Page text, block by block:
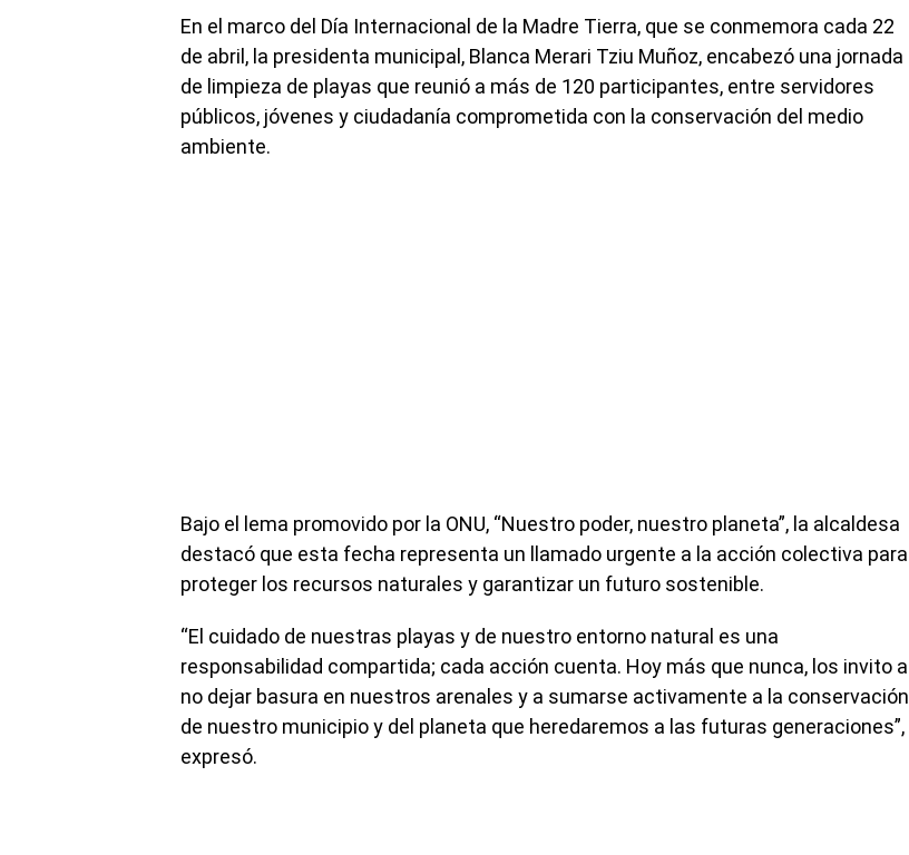
En el marco del Día Internacional de la Madre Tierra, que se conmemora cada 22
de abril, la presidenta municipal, Blanca Merari Tziu Muñoz, encabezó una jornada
de limpieza de playas que reunió a más de 120 participantes, entre servidores
públicos, jóvenes y ciudadanía comprometida con la conservación del medio
ambiente.
Bajo el lema promovido por la ONU, “Nuestro poder, nuestro planeta”, la alcaldesa
destacó que esta fecha representa un llamado urgente a la acción colectiva para
proteger los recursos naturales y garantizar un futuro sostenible.
“El cuidado de nuestras playas y de nuestro entorno natural es una
responsabilidad compartida; cada acción cuenta. Hoy más que nunca, los invito a
no dejar basura en nuestros arenales y a sumarse activamente a la conservación
de nuestro municipio y del planeta que heredaremos a las futuras generaciones”,
expresó.